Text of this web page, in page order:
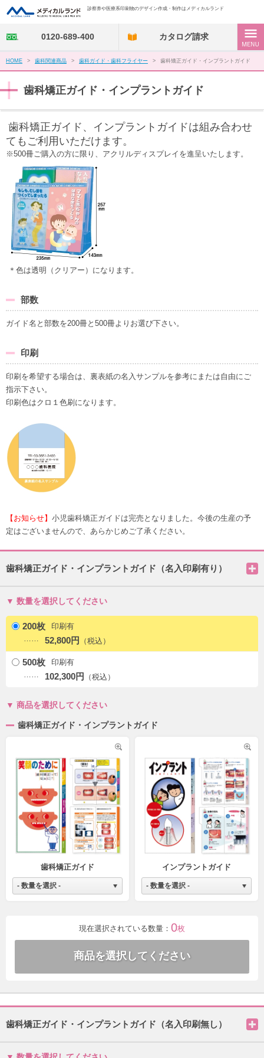
診察券や医療系印刷物のデザイン作成・制作はメディカルランド
0120-689-400 カタログ請求
HOME > 歯科関連商品 > 歯科ガイド・歯科フライヤー > 歯科矯正ガイド・インプラントガイド
歯科矯正ガイド・インプラントガイド
歯科矯正ガイド、インプラントガイドは組み合わせ
てもご利用いただけます。
※500冊ご購入の方に限り、アクリルディスプレイを進呈いたします。
＊色は透明（クリアー）になります。
部数
ガイド名と部数を200冊と500冊よりお選び下さい。
印刷
印刷を希望する場合は、裏表紙の名入サンプルを参考にまたは自由にご
指示下さい。
印刷色はクロ１色刷になります。
【お知らせ】 小児歯科矯正ガイドは完売となりました。今後の生産の予
定はございませんので、あらかじめご了承ください。
歯科矯正ガイド・インプラントガイド（名入印刷有り）
数量を選択してください
200枚 印刷有
52,800円
500枚 印刷有
102,300円
商品を選択してください
歯科矯正ガイド・インプラントガイド
歯科矯正ガイド インプラントガイド
現在選択されている数量： 0枚
歯科矯正ガイド・インプラントガイド（名入印刷無し）